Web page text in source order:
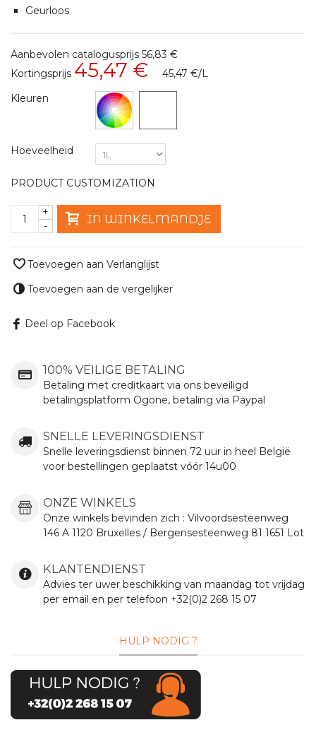
Geurloos
Aanbevolen catalogusprijs 56,83 €
Kortingsprijs 45,47 € 45,47 €/L
Kleuren
Hoeveelheid
PRODUCT CUSTOMIZATION
-
+ IN WINKELMANDJE
Toevoegen aan Verlanglijst
Toevoegen aan de vergelijker
Deel op Facebook
100% VEILIGE BETALING
Betaling met creditkaart via ons beveiligd
betalingsplatform Ogone, betaling via Paypal
SNELLE LEVERINGSDIENST
Snelle leveringsdienst binnen 72 uur in heel België
voor bestellingen geplaatst vóór 14u00
ONZE WINKELS
Onze winkels bevinden zich : Vilvoordsesteenweg
146 A 1120 Bruxelles / Bergensesteenweg 81 1651 Lot
KLANTENDIENST
Advies ter uwer beschikking van maandag tot vrijdag
per email en per telefoon +32(0)2 268 15 07
HULP NODIG ?